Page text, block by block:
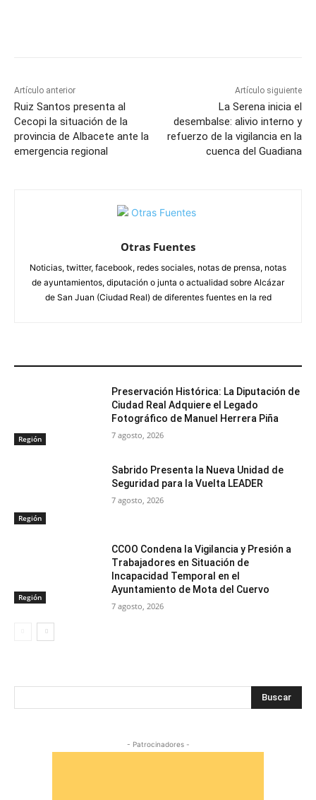
Artículo anterior
Ruiz Santos presenta al
Cecopi la situación de la
provincia de Albacete ante la
emergencia regional
Artículo siguiente
La Serena inicia el
desembalse: alivio interno y
refuerzo de la vigilancia en la
cuenca del Guadiana
Otras Fuentes
Noticias, twitter, facebook, redes sociales, notas de prensa, notas
de ayuntamientos, diputación o junta o actualidad sobre Alcázar
de San Juan (Ciudad Real) de diferentes fuentes en la red
Región
Preservación Histórica: La Diputación de
Ciudad Real Adquiere el Legado
Fotográfico de Manuel Herrera Piña
7 agosto, 2026
Región
Sabrido Presenta la Nueva Unidad de
Seguridad para la Vuelta LEADER
7 agosto, 2026
Región
CCOO Condena la Vigilancia y Presión a
Trabajadores en Situación de
Incapacidad Temporal en el
Ayuntamiento de Mota del Cuervo
7 agosto, 2026
Buscar
- Patrocinadores -